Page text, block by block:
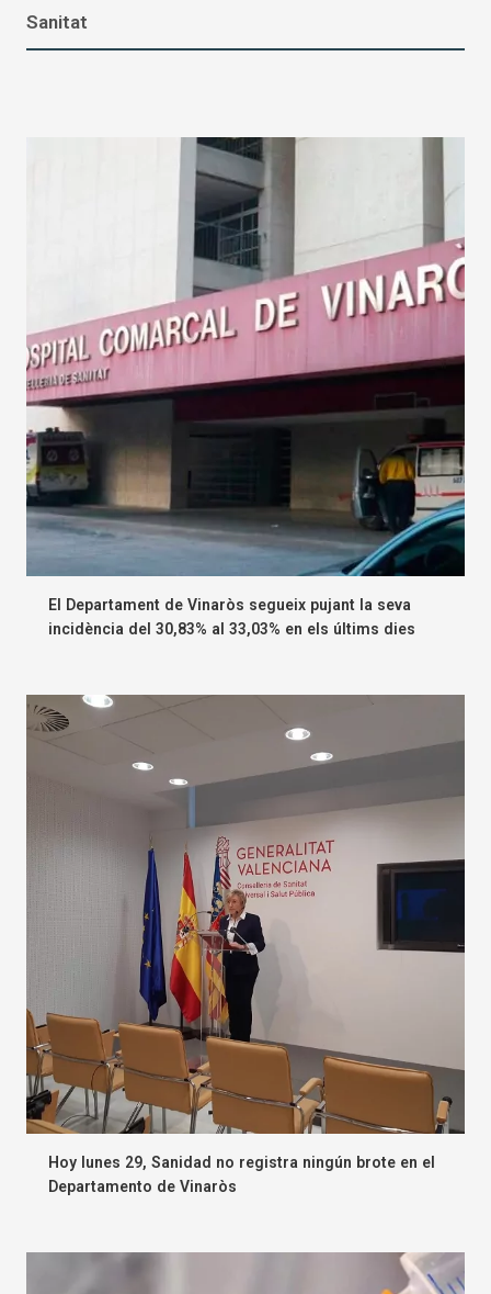
Sanitat
El Departament de Vinaròs segueix pujant la seva
incidència del 30,83% al 33,03% en els últims dies
Hoy lunes 29, Sanidad no registra ningún brote en el
Departamento de Vinaròs